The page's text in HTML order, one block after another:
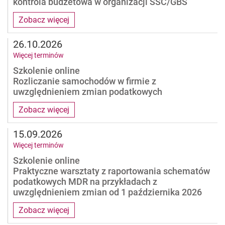
Zobacz więcej
Zobacz więcej
Szkolenie online
Rozliczanie samochodów w firmie z
uwzględnieniem zmian podatkowych
26.10.2026
Więcej terminów
Zobacz więcej
Szkolenie online
Praktyczne warsztaty z raportowania schematów
podatkowych MDR na przykładach z
uwzględnieniem zmian od 1 października 2026
15.09.2026
Więcej terminów